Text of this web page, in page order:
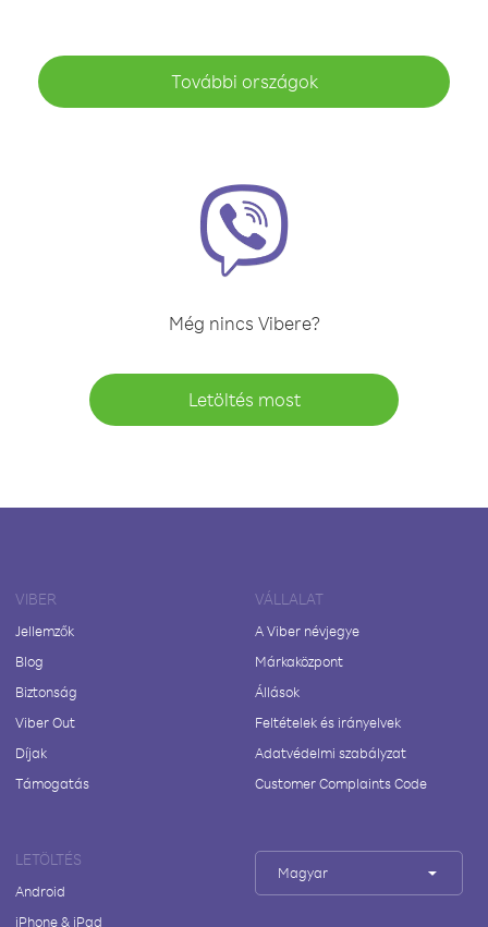
További országok
Még nincs Vibere?
Letöltés most
VIBER
Jellemzők
Blog
Biztonság
Viber Out
Díjak
Támogatás
VÁLLALAT
A Viber névjegye
Márkaközpont
Állások
Feltételek és irányelvek
Adatvédelmi szabályzat
Customer Complaints Code
LETÖLTÉS
Android
iPhone & iPad
Magyar